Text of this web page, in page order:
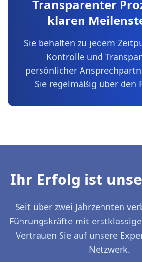
Transparenter
klaren
Sie behalten zu jedem
Kontrolle und
persönlicher
Sie regelmäßig über den
Ihr Erfolg ist
Seit über zwei Jahrzehnten
Führungskräfte mit
Vertrauen Sie auf unsere
Netzwerk.